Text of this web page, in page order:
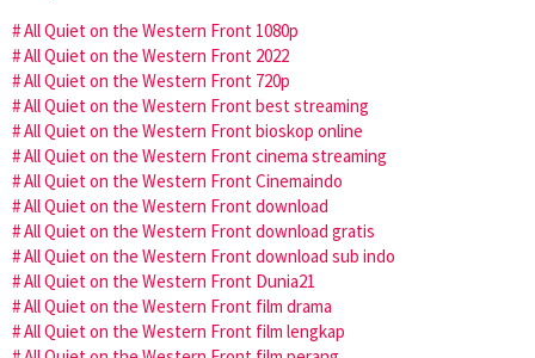
All Quiet on the Western Front 1080p
All Quiet on the Western Front 2022
All Quiet on the Western Front 720p
All Quiet on the Western Front best streaming
All Quiet on the Western Front bioskop online
All Quiet on the Western Front cinema streaming
All Quiet on the Western Front Cinemaindo
All Quiet on the Western Front download
All Quiet on the Western Front download gratis
All Quiet on the Western Front download sub indo
All Quiet on the Western Front Dunia21
All Quiet on the Western Front film drama
All Quiet on the Western Front film lengkap